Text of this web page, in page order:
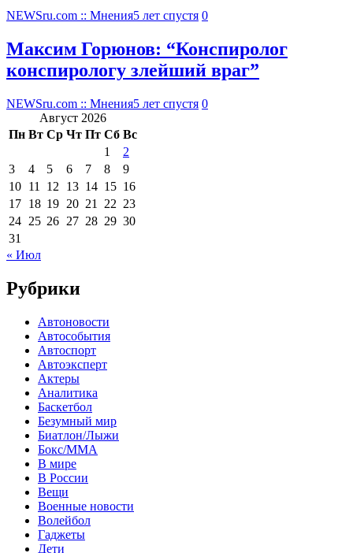
NEWSru.com :: Мнения5 лет спустя 0
Максим Горюнов: “Конспиролог
конспирологу злейший враг”
NEWSru.com :: Мнения5 лет спустя 0
Август 2026
Пн Вт Ср Чт Пт Сб Вс
1
2
3
4 5 6 7 8
9
10 11 12 13 14 15 16
17 18 19 20 21 22 23
24 25 26 27 28 29 30
31
« Июл
Рубрики
Автоновости
Автособытия
Автоспорт
Автоэксперт
Актеры
Аналитика
Баскетбол
Безумный мир
Биатлон/Лыжи
Бокс/MMA
В мире
В России
Вещи
Военные новости
Волейбол
Гаджеты
Дети